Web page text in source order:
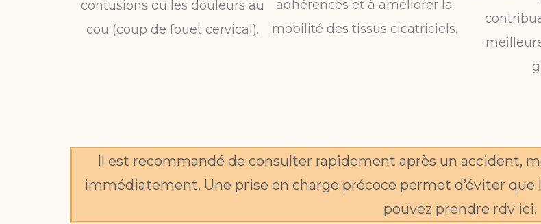
contusions ou les douleurs au
cou (coup de fouet cervical).
adhérences et à améliorer la
mobilité des tissus cicatriciels.
Il est recommandé de consulter rapidement après un accident,
immédiatement. Une prise en charge précoce permet d’éviter
pouvez prendre rdv ici.